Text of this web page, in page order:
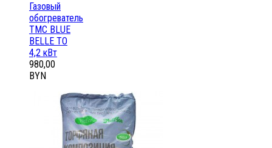
Газовый
обогреватель
ТМС BLUE
BELLE ТО
4,2 кВт
980,00
BYN